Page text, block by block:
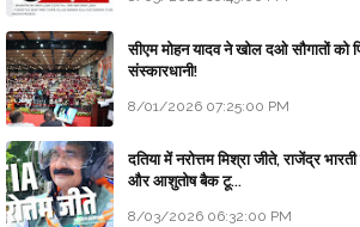
सीएम मोहन यादव ने खोल दओ सौगातों को
संस्कारधानी!
8/01/2026 07:25:00 PM
दतिया में नरोत्तम मिश्रा जीते, राजेंद्र
और आशुतोष बैक टू...
8/03/2026 06:32:00 PM